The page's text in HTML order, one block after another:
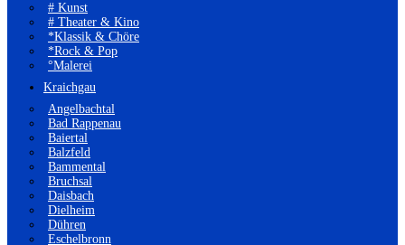
# Kunst
# Theater & Kino
*Klassik & Chöre
*Rock & Pop
°Malerei
Kraichgau
Angelbachtal
Bad Rappenau
Baiertal
Balzfeld
Bammental
Bruchsal
Daisbach
Dielheim
Dühren
Eschelbronn